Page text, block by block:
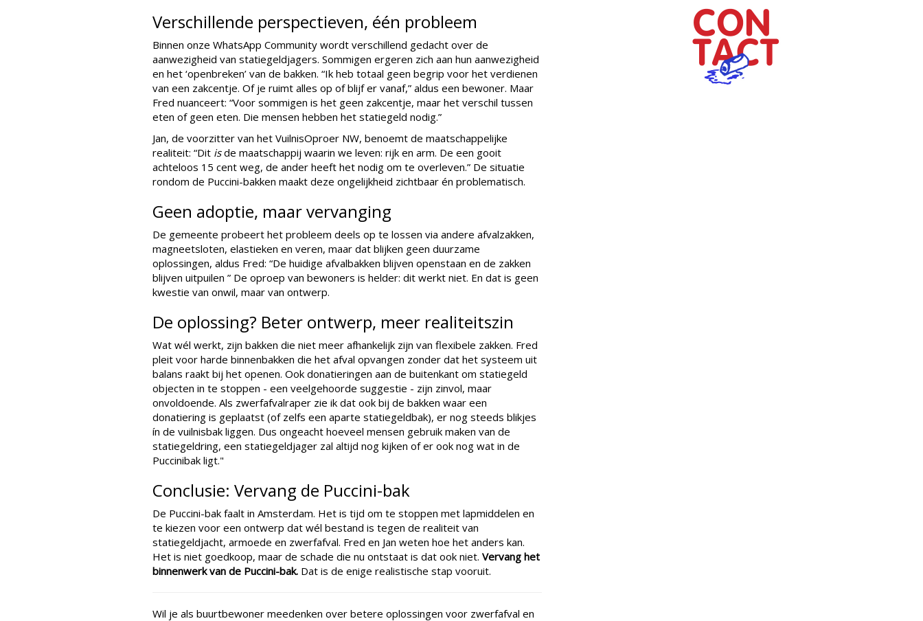
Verschillende perspectieven, één probleem
Binnen onze WhatsApp Community wordt verschillend gedacht over de
aanwezigheid van statiegeldjagers. Sommigen ergeren zich aan hun aanwezigheid
en het ‘openbreken’ van de bakken. “Ik heb totaal geen begrip voor het verdienen
van een zakcentje. Of je ruimt alles op of blijf er vanaf,” aldus een bewoner. Maar
Fred nuanceert: “Voor sommigen is het geen zakcentje, maar het verschil tussen
eten of geen eten. Die mensen hebben het statiegeld nodig.”
Jan, de voorzitter van het VuilnisOproer NW, benoemt de maatschappelijke
realiteit: “Dit isde maatschappij waarin we leven: rijk en arm. De een gooit
achteloos 15 cent weg, de ander heeft het nodig om te overleven.” De situatie
rondom de Puccini-bakken maakt deze ongelijkheid zichtbaar én problematisch.
Geen adoptie, maar vervanging
De gemeente probeert het probleem deels op te lossen via andere afvalzakken,
magneetsloten, elastieken en veren, maar dat blijken geen duurzame
oplossingen, aldus Fred: “De huidige afvalbakken blijven openstaan en de zakken
blijven uitpuilen ” De oproep van bewoners is helder: dit werkt niet. En dat is geen
kwestie van onwil, maar van ontwerp.
De oplossing? Beter ontwerp, meer realiteitszin
Wat wél werkt, zijn bakken die niet meer afhankelijk zijn van flexibele zakken. Fred
pleit voor harde binnenbakken die het afval opvangen zonder dat het systeem uit
balans raakt bij het openen. Ook donatieringen aan de buitenkant om statiegeld
objecten in te stoppen - een veelgehoorde suggestie - zijn zinvol, maar
onvoldoende. Als zwerfafvalraper zie ik dat ook bij de bakken waar een
donatiering is geplaatst (of zelfs een aparte statiegeldbak), er nog steeds blikjes
ín de vuilnisbak liggen. Dus ongeacht hoeveel mensen gebruik maken van de
statiegeldring, een statiegeldjager zal altijd nog kijken of er ook nog wat in de
Puccinibak ligt."
Conclusie: Vervang de Puccini-bak
De Puccini-bak faalt in Amsterdam. Het is tijd om te stoppen met lapmiddelen en
te kiezen voor een ontwerp dat wél bestand is tegen de realiteit van
statiegeldjacht, armoede en zwerfafval. Fred en Jan weten hoe het anders kan.
Het is niet goedkoop, maar de schade die nu ontstaat is dat ook niet. Vervang het
binnenwerk van de Puccini-bak. Dat is de enige realistische stap vooruit.
Wil je als buurtbewoner meedenken over betere oplossingen voor zwerfafval en